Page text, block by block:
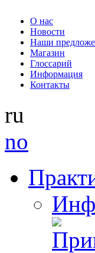
О нас
Новости
Наши
Магазин
Глоссарий
Информация
Контакты
ru
no